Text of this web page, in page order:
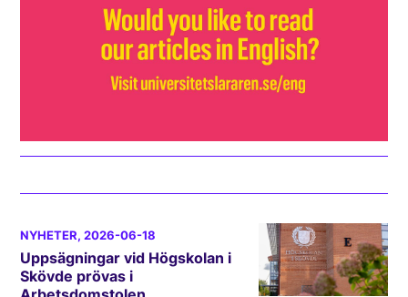
NYHETER, 2026-06-18
Uppsägningar vid Högskolan i
Skövde prövas i